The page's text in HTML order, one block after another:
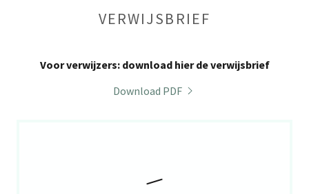
VERWIJSBRIEF
Voor verwijzers: download hier de verwijsbrief
Download PDF